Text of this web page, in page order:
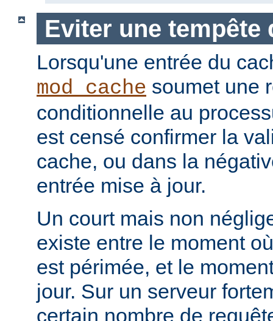
Eviter une tempête
Lorsqu'une entrée du
mod_cache soumet une
conditionnelle au
est censé confirmer la
cache, ou dans la
entrée mise à jour.
Un court mais non
existe entre le moment
est périmée, et le
jour. Sur un serveur
certain nombre de